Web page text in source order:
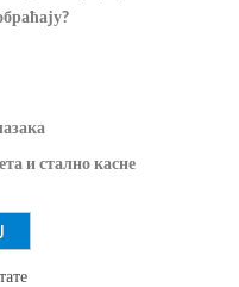
и стално касне